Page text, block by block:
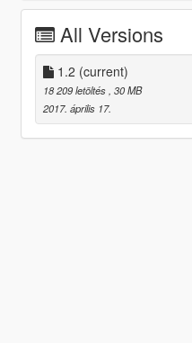
All Versions
1.2 (current)
18 209 letöltés , 30 MB
2017. április 17.